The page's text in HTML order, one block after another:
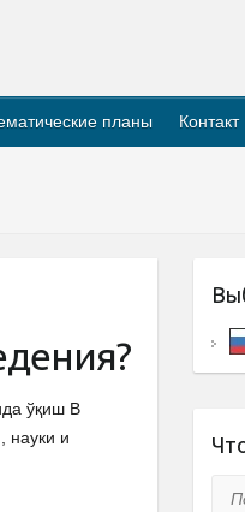
планы Контакт
ўқиш В
науки и